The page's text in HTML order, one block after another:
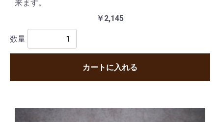
来ます。
￥2,145
数量
カートに入れる